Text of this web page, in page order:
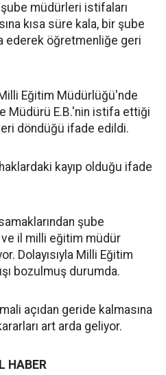
şube müdürleri istifaları
kısa süre kala, bir şube
ederek öğretmenliğe geri
Eğitim Müdürlüğü'nde
Müdürü E.B.'nin istifa ettiği
döndüğü ifade edildi.
kayıp olduğu ifade
şube
il milli eğitim müdür
Dolayısıyla Milli Eğitim
bozulmuş durumda.
açıdan geride kalmasına
art arda geliyor.
HABER